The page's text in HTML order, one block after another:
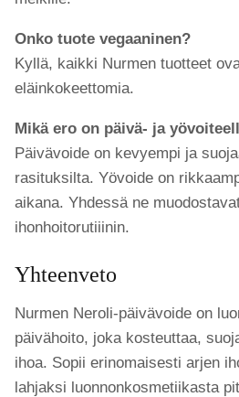
Onko tuote vegaaninen?
Kyllä, kaikki Nurmen tuotteet
eläinkokeettomia.
Mikä ero on päivä- ja
Päivävoide on kevyempi ja
rasituksilta. Yövoide on
aikana. Yhdessä ne
ihonhoitorutiiinin.
Yhteenveto
Nurmen Neroli-päivävoide on
päivähoito, joka kosteuttaa,
ihoa. Sopii erinomaisesti arjen
lahjaksi luonnonkosmetiikasta